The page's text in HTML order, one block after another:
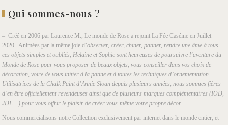
Qui sommes-nous ?
– Créé en 2006 par Laurence M., Le monde de Rose a rejoint La Fée Caséine en Juillet
2020. Animées par la même joie d’observer, créer, chiner, patiner, rendre une âme à tous
ces objets simples et oubliés, Helaine et Sophie sont heureuses de poursuivre l’aventure du
Monde de Rose pour vous proposer de beaux objets, vous conseiller dans vos choix de
décoration, voire de vous initier à la patine et à toutes les techniques d’ornementation.
Utilisatrices de la Chalk Paint d’Annie Sloan depuis plusieurs années, nous sommes fières
d’en être officiellement revendeuses ainsi que de plusieurs marques complémentaires (IOD,
JDL…) pour vous offrir le plaisir de créer vous-même votre propre décor.
Nous commercialisons notre Collection exclusivement par internet dans le monde entier, et